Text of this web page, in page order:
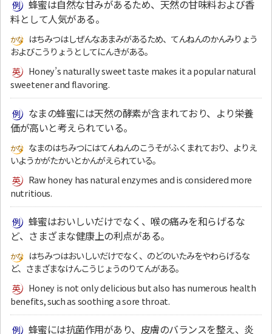
蜂蜜は自然な甘みがあるため、天然の甘味料および香
料として人気がある。
はちみつはしぜんなあまみがあるため、てんねんのかんみりょう
およびこうりょうとしてにんきがある。
Honey’s naturally sweet taste makes it a popular natural
sweetener and flavoring.
なまの蜂蜜には天然の酵素が含まれており、より栄養
価が高いと考えられている。
なまのはちみつにはてんねんのこうそがふくまれており、よりえ
いようかがたかいとかんがえられている。
Raw honey has natural enzymes and is considered more
nutritious.
蜂蜜はおいしいだけでなく、喉の痛みを和らげるな
ど、さまざまな健康上の利点がある。
はちみつはおいしいだけでなく、のどのいたみをやわらげるな
ど、さまざまなけんこうじょうのりてんがある。
Honey is not only delicious but also has numerous health
benefits, such as soothing a sore throat.
蜂蜜には抗菌作用があり、皮膚のバランスを整え、炎